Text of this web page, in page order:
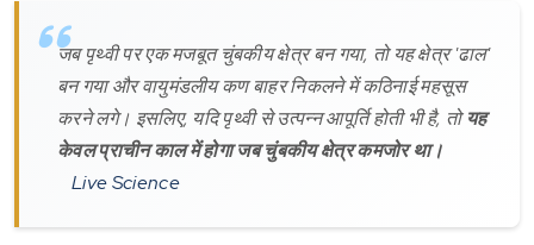
जब पृथ्वी पर एक मजबूत चुंबकीय क्षेत्र बन गया, तो यह क्षेत्र 'ढाल'
बन गया और वायुमंडलीय कण बाहर निकलने में कठिनाई महसूस
करने लगे। इसलिए, यदि पृथ्वी से उत्पन्न आपूर्ति होती भी है, तोयह
केवल प्राचीन काल में होगा जब चुंबकीय क्षेत्र कमजोर था।
Live Science